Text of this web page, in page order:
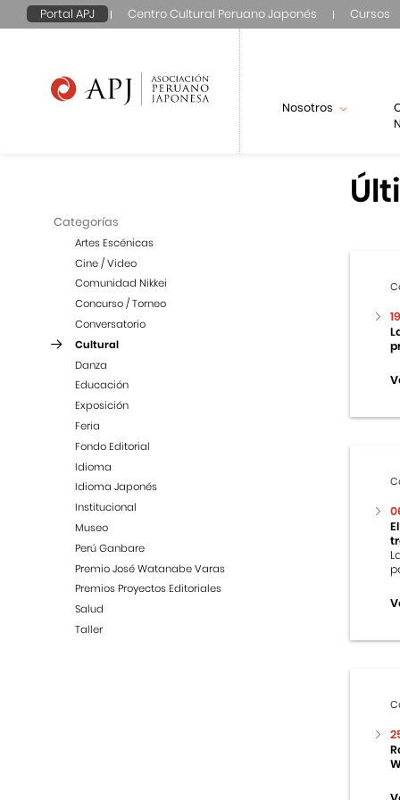
Portal APJ Centro Cultural Peruano Japonés Cursos
Nosotros
Categorías
Artes Escénicas
Cine / Video
Comunidad Nikkei
Concurso / Torneo
Conversatorio
Cultural
Danza
Educación
Exposición
Feria
Fondo Editorial
Idioma
Idioma Japonés
Institucional
Museo
Perú Ganbare
Premio José Watanabe Varas
Premios Proyectos Editoriales
Salud
Taller